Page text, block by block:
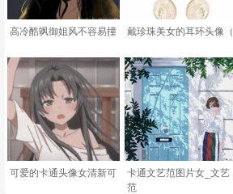
高冷酷飒御姐风不容易撞 戴珍珠美女的耳环头像（
可爱的卡通头像女清新可
卡通文艺范图片女_文艺
范